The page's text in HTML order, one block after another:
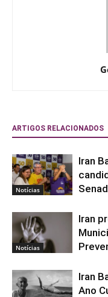
ARTIGOS RELACIONADOS
Notícias
Iran
Notícias
Iran
Iran
Ano